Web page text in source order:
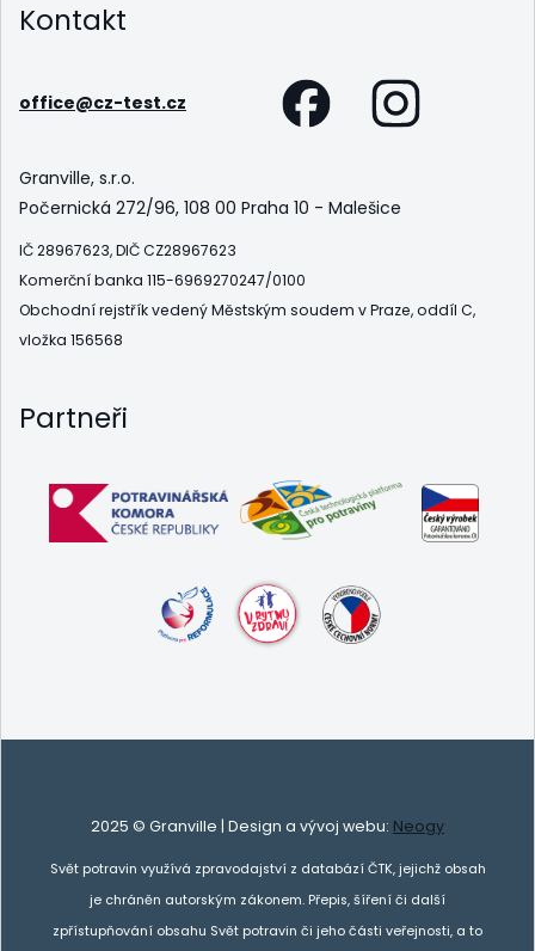
Kontakt
office@cz-test.cz
Granville, s.r.o.
Počernická 272/96, 108 00 Praha 10 - Malešice
IČ 28967623, DIČ CZ28967623
Komerční banka 115-6969270247/0100
Obchodní rejstřík vedený Městským soudem v Praze, oddíl C,
vložka 156568
Partneři
2025 © Granville | Design a vývoj webu: Neogy
Svět potravin využívá zpravodajství z databází ČTK, jejichž obsah
je chráněn autorským zákonem. Přepis, šíření či další
zpřístupňování obsahu Svět potravin či jeho části veřejnosti, a to